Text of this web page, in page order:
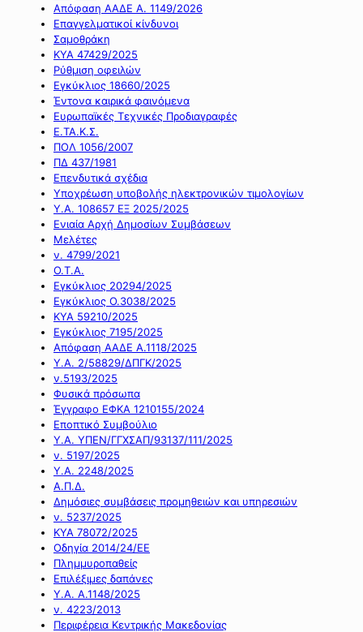
Απόφαση ΑΑΔΕ Α. 1149/2026
Επαγγελματικοί κίνδυνοι
Σαμοθράκη
ΚΥΑ 47429/2025
Ρύθμιση οφειλών
Εγκύκλιος 18660/2025
Έντονα καιρικά φαινόμενα
Ευρωπαϊκές Τεχνικές Προδιαγραφές
Ε.ΤΑ.Κ.Σ.
ΠΟΛ 1056/2007
ΠΔ 437/1981
Επενδυτικά σχέδια
Υποχρέωση υποβολής ηλεκτρονικών τιμολογίων
Υ.Α. 108657 ΕΞ 2025/2025
Ενιαία Αρχή Δημοσίων Συμβάσεων
Μελέτες
ν. 4799/2021
Ο.Τ.Α.
Εγκύκλιος 20294/2025
Εγκύκλιος Ο.3038/2025
ΚΥΑ 59210/2025
Εγκύκλιος 7195/2025
Απόφαση ΑΑΔΕ Α.1118/2025
Υ.Α. 2/58829/ΔΠΓΚ/2025
ν.5193/2025
Φυσικά πρόσωπα
Έγγραφο ΕΦΚΑ 1210155/2024
Εποπτικό Συμβούλιο
Υ.Α. ΥΠΕΝ/ΓΓΧΣΑΠ/93137/111/2025
ν. 5197/2025
Υ.Α. 2248/2025
Α.Π.Δ.
Δημόσιες συμβάσεις προμηθειών και υπηρεσιών
ν. 5237/2025
ΚΥΑ 78072/2025
Οδηγία 2014/24/ΕΕ
Πλημμυροπαθείς
Επιλέξιμες δαπάνες
Υ.Α. Α.1148/2025
ν. 4223/2013
Περιφέρεια Κεντρικής Μακεδονίας